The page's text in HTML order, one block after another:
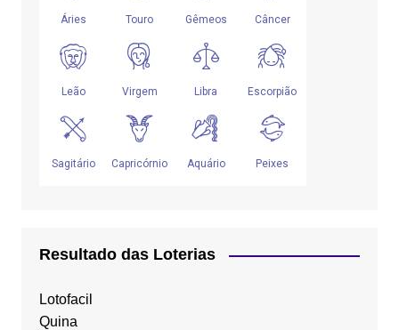
Resultado das Loterias
Lotofacil
Quina